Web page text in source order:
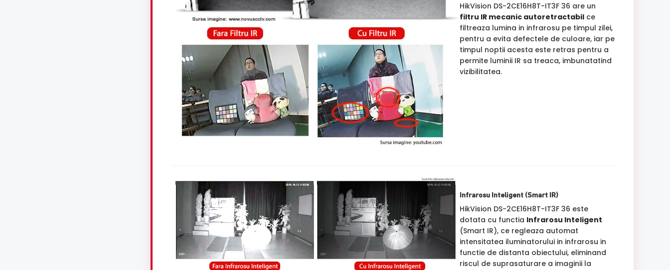
HikVision DS-2CE16H8T-IT3F 36 are un
filtru IR mecanic autoretractabilce
filtreaza lumina in infrarosu pe timpul zilei,
pentru a evita defectele de culoare, iar pe
timpul noptii acesta este retras pentru a
permite luminii IR sa treaca, imbunatatind
vizibilitatea.
Infrarosu Inteligent (Smart IR)
HikVision DS-2CE16H8T-IT3F 36 este
dotata cu functia Infrarosu Inteligent
(Smart IR), ce regleaza automat
intensitatea iluminatorului in infrarosu in
functie de distanta obiectului, eliminand
riscul de suprasaturare a imaginii la